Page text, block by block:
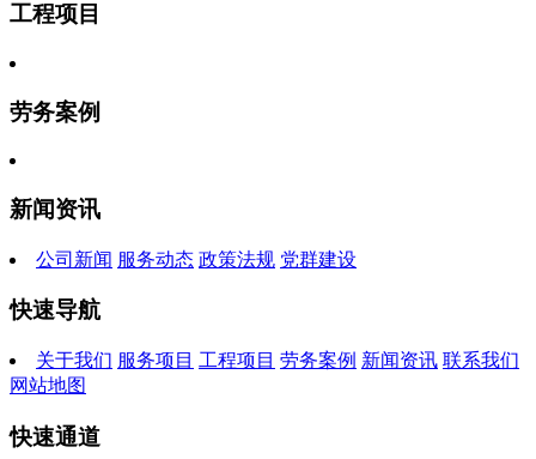
工程项目
劳务案例
新闻资讯
公司新闻 服务动态 政策法规 党群建设
快速导航
关于我们 服务项目 工程项目 劳务案例 新闻资讯 联系我们
网站地图
快速通道